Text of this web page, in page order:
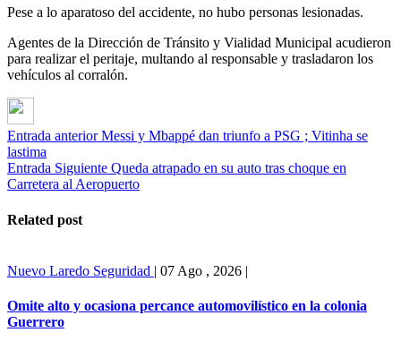
Pese a lo aparatoso del accidente, no hubo personas lesionadas.
Agentes de la Dirección de Tránsito y Vialidad Municipal acudieron
para realizar el peritaje, multando al responsable y trasladaron los
vehículos al corralón.
Entrada anterior Messi y Mbappé dan triunfo a PSG ; Vitinha se
lastima
Entrada Siguiente Queda atrapado en su auto tras choque en
Carretera al Aeropuerto
Related post
Nuevo Laredo Seguridad | 07 Ago , 2026 |
Omite alto y ocasiona percance automovilístico en la colonia
Guerrero